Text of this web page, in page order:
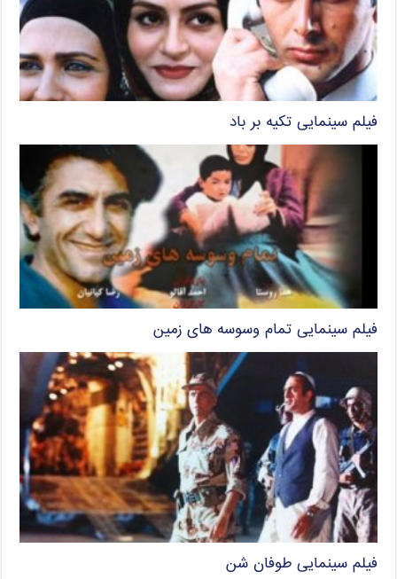
فیلم سینمایی تکیه بر باد
فیلم سینمایی تمام وسوسه های زمین
فیلم سینمایی طوفان شن